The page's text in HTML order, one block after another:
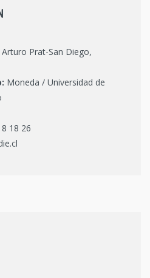
Prat-San Diego,
Moneda / Universidad de
18 26